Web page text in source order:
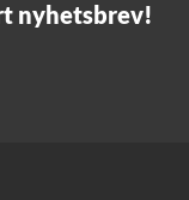
nyhetsbrev!